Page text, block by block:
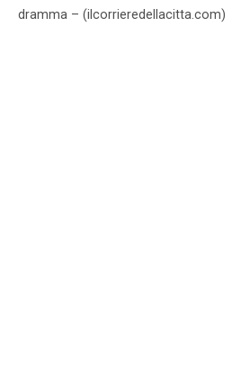
dramma – (ilcorrieredellacitta.com)